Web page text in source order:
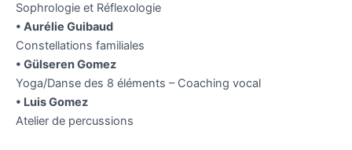
Sophrologie et Réflexologie
•⁠ ⁠Aurélie Guibaud
Constellations familiales
•⁠ ⁠Gülseren Gomez
Yoga/Danse des 8 éléments – Coaching vocal
•⁠ ⁠Luis Gomez
Atelier de percussions